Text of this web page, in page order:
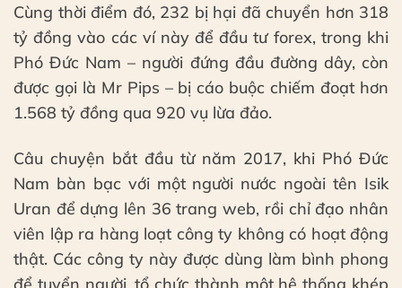
Cùng thời điểm đó, 232 bị hại đã chuyển hơn 318
tỷ đồng vào các ví này để đầu tư forex, trong khi
Phó Đức Nam – người đứng đầu đường dây, còn
được gọi là Mr Pips – bị cáo buộc chiếm đoạt hơn
1.568 tỷ đồng qua 920 vụ lừa đảo.
Câu chuyện bắt đầu từ năm 2017, khi Phó Đức
Nam bàn bạc với một người nước ngoài tên Isik
Uran để dựng lên 36 trang web, rồi chỉ đạo nhân
viên lập ra hàng loạt công ty không có hoạt động
thật. Các công ty này được dùng làm bình phong